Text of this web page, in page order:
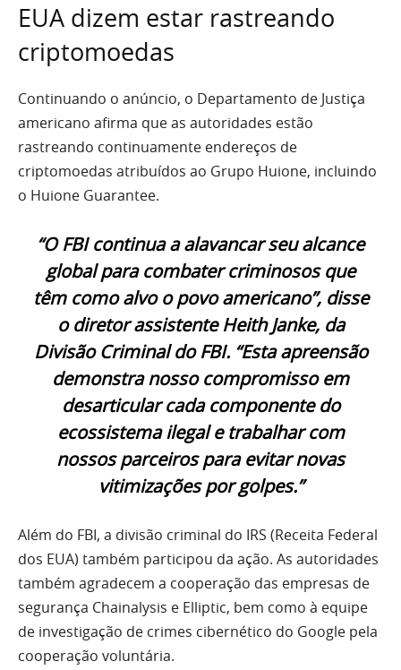
EUA dizem estar rastreando
criptomoedas
Continuando o anúncio, o Departamento de Justiça
americano afirma que as autoridades estão
rastreando continuamente endereços de
criptomoedas atribuídos ao Grupo Huione, incluindo
o Huione Guarantee.
“O FBI continua a alavancar seu alcance
global para combater criminosos que
têm como alvo o povo americano”, disse
o diretor assistente Heith Janke, da
Divisão Criminal do FBI. “Esta apreensão
demonstra nosso compromisso em
desarticular cada componente do
ecossistema ilegal e trabalhar com
nossos parceiros para evitar novas
vitimizações por golpes.”
Além do FBI, a divisão criminal do IRS (Receita Federal
dos EUA) também participou da ação. As autoridades
também agradecem a cooperação das empresas de
segurança Chainalysis e Elliptic, bem como à equipe
de investigação de crimes cibernético do Google pela
cooperação voluntária.